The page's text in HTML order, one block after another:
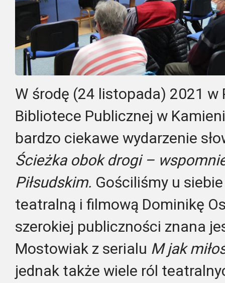
W środę (24 listopada) 2021
Bibliotece Publicznej w
bardzo ciekawe wydarzenie
Ścieżka obok drogi –
Piłsudskim. Gościliśmy u
teatralną i filmową Dominikę
szerokiej publiczności znana
Mostowiak z serialu M jak
jednak także wiele ról